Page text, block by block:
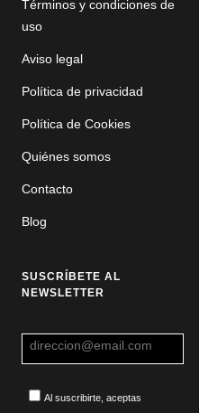
Términos y condiciones de
uso
Aviso legal
Política de privacidad
Política de Cookies
Quiénes somos
Contacto
Blog
SUSCRÍBETE AL
NEWSLETTER
Al suscribirte, aceptas